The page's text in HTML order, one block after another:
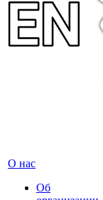
О нас
Об